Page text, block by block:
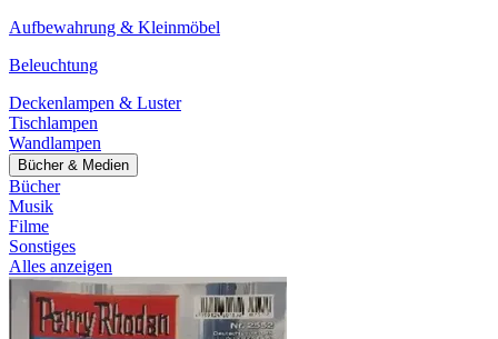
Aufbewahrung & Kleinmöbel
Beleuchtung
Deckenlampen & Luster
Tischlampen
Wandlampen
Bücher & Medien
Bücher
Musik
Filme
Sonstiges
Alles anzeigen